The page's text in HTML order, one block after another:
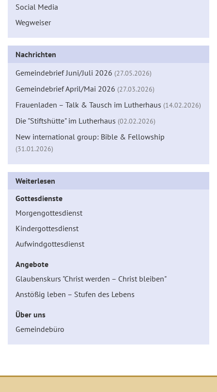
Social Media
Wegweiser
Nachrichten
Gemeindebrief Juni/Juli 2026 (27.05.2026)
Gemeindebrief April/Mai 2026 (27.03.2026)
Frauenladen – Talk & Tausch im Lutherhaus (14.02.2026)
Die "Stiftshütte" im Lutherhaus (02.02.2026)
New international group: Bible & Fellowship
(31.01.2026)
Weiterlesen
Gottesdienste
Morgengottesdienst
Kindergottesdienst
Aufwindgottesdienst
Angebote
Glaubenskurs "Christ werden – Christ bleiben"
Anstößig leben – Stufen des Lebens
Über uns
Gemeindebüro